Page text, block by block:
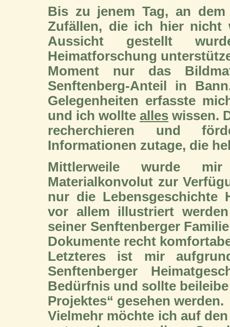
Bis zu jenem Tag, an
Zufällen, die ich hier nicht
Aussicht gestellt
Heimatforschung
Moment nur das
Senftenberg-Anteil in
Gelegenheiten erfasste
und ich wollte alles wissen.
recherchieren und
Informationen zutage, die
Mittlerweile wurde
Materialkonvolut zur
nur die Lebensgeschichte
vor allem illustriert
seiner Senftenberger
Dokumente recht
Letzteres ist mir
Senftenberger
Bedürfnis und sollte
Projektes“ gesehen werden.
Vielmehr möchte ich auf